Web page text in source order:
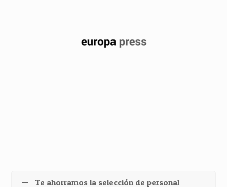
Te ahorramos la selección de personal